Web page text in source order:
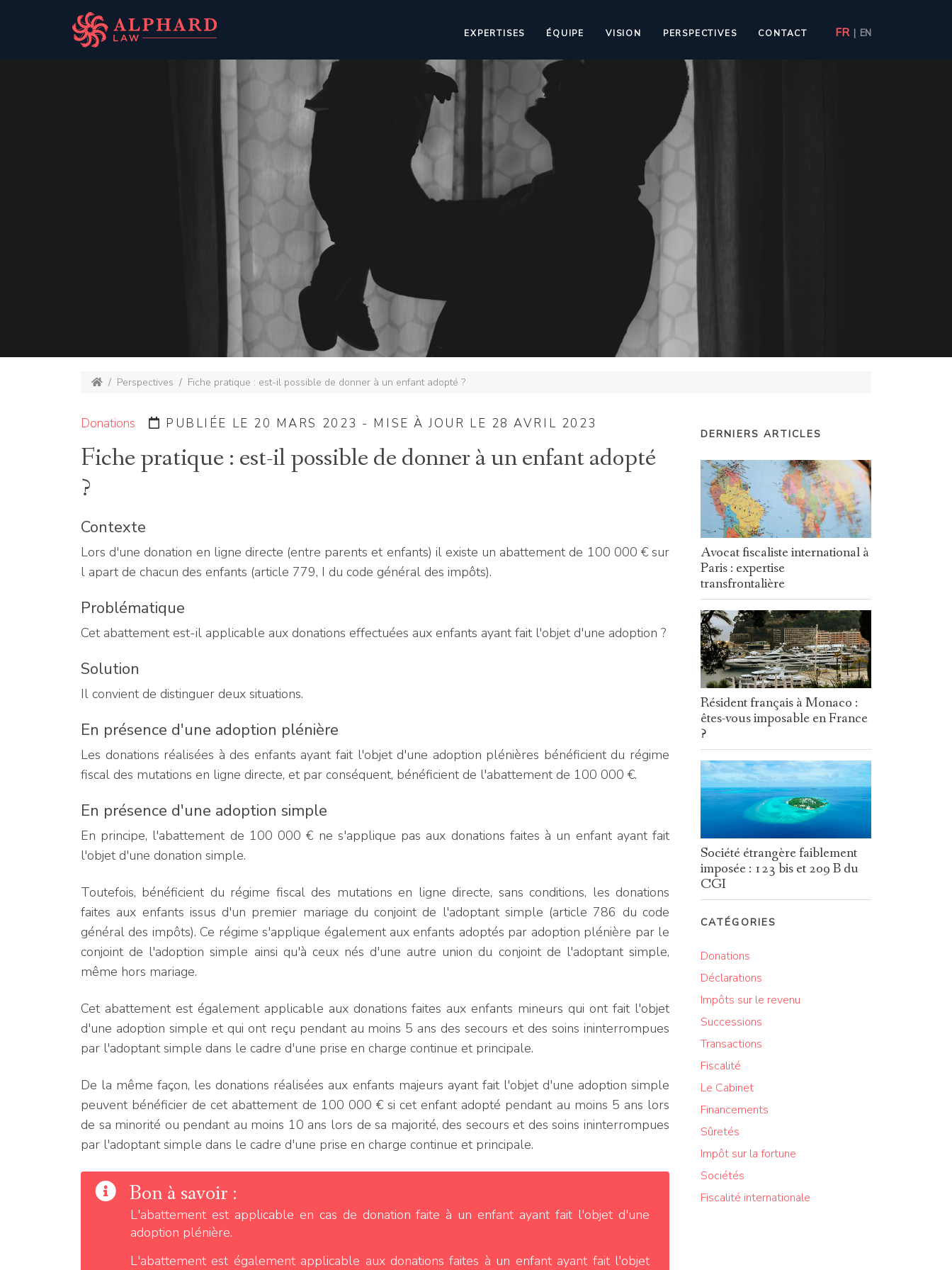
EXPERTISES ÉQUIPE VISION PERSPECTIVES CONTACT FR| EN
Perspectives Fiche pratique : est-il possible de donner à un enfant adopté ?
Donations PUBLIÉE LE 20 MARS 2023 - MISE À JOUR LE 28 AVRIL 2023
Fiche pratique : est-il possible de donner à un enfant adopté
?
Contexte
Lors d'une donation en ligne directe (entre parents et enfants) il existe un abattement de 100 000 € sur
l apart de chacun des enfants (article 779, I du code général des impôts).
Problématique
Cet abattement est-il applicable aux donations effectuées aux enfants ayant fait l'objet d'une adoption ?
Solution
Il convient de distinguer deux situations.
En présence d'une adoption plénière
Les donations réalisées à des enfants ayant fait l'objet d'une adoption plénières bénéficient du régime
fiscal des mutations en ligne directe, et par conséquent, bénéficient de l'abattement de 100 000 €.
En présence d'une adoption simple
En principe, l'abattement de 100 000 € ne s'applique pas aux donations faites à un enfant ayant fait
l'objet d'une donation simple.
Toutefois, bénéficient du régime fiscal des mutations en ligne directe, sans conditions, les donations
faites aux enfants issus d'un premier mariage du conjoint de l'adoptant simple (article 786 du code
général des impôts). Ce régime s'applique également aux enfants adoptés par adoption plénière par le
conjoint de l'adoption simple ainsi qu'à ceux nés d'une autre union du conjoint de l'adoptant simple,
même hors mariage.
Cet abattement est également applicable aux donations faites aux enfants mineurs qui ont fait l'objet
d'une adoption simple et qui ont reçu pendant au moins 5 ans des secours et des soins ininterrompues
par l'adoptant simple dans le cadre d'une prise en charge continue et principale.
De la même façon, les donations réalisées aux enfants majeurs ayant fait l'objet d'une adoption simple
peuvent bénéficier de cet abattement de 100 000 € si cet enfant adopté pendant au moins 5 ans lors
de sa minorité ou pendant au moins 10 ans lors de sa majorité, des secours et des soins ininterrompues
par l'adoptant simple dans le cadre d'une prise en charge continue et principale.
Bon à savoir :
L'abattement est applicable en cas de donation faite à un enfant ayant fait l'objet d'une
adoption plénière.
L'abattement est également applicable aux donations faites à un enfant ayant fait l'objet
DERNIERS ARTICLES
Avocat fiscaliste international à
Paris : expertise
transfrontalière
Résident français à Monaco :
êtes-vous imposable en France
?
Société étrangère faiblement
imposée : 123 bis et 209 B du
CGI
CATÉGORIES
Donations
Déclarations
Impôts sur le revenu
Successions
Transactions
Fiscalité
Le Cabinet
Financements
Sûretés
Impôt sur la fortune
Sociétés
Fiscalité internationale